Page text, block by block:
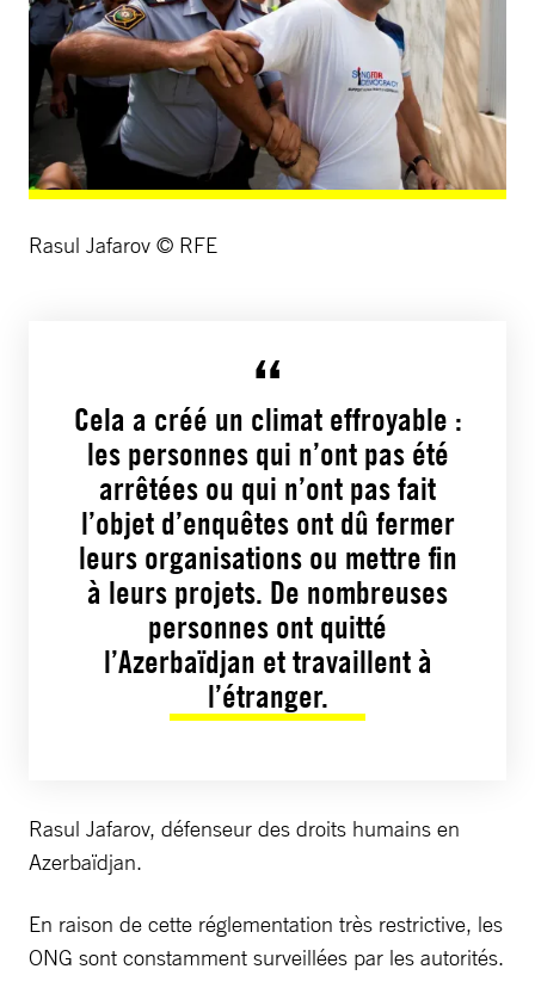
Rasul Jafarov © RFE
Cela a créé un climat effroyable :
les personnes qui n’ont pas été
arrêtées ou qui n’ont pas fait
l’objet d’enquêtes ont dû fermer
leurs organisations ou mettre fin
à leurs projets. De nombreuses
personnes ont quitté
l’Azerbaïdjan et travaillent à
l’étranger.
Rasul Jafarov, défenseur des droits humains en
Azerbaïdjan.
En raison de cette réglementation très restrictive, les
ONG sont constamment surveillées par les autorités.